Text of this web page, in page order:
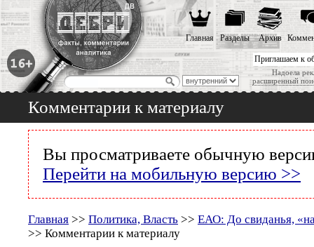
Приглашаем к
Надоела
расширенный
Главная Разделы Архив
Комментарии к материалу
Вы просматриваете обычную
Перейти на мобильную версию >>
Главная >> Политика, Власть >> ЕАО: До свиданья,
>> Комментарии к материалу